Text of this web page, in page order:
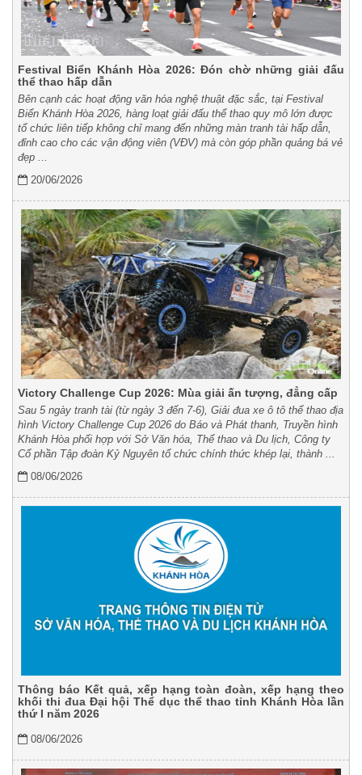
Festival Biển Khánh Hòa 2026: Đón chờ những giải đấu
thể thao hấp dẫn
Bên cạnh các hoạt động văn hóa nghệ thuật đặc sắc, tại Festival
Biển Khánh Hòa 2026, hàng loạt giải đấu thể thao quy mô lớn được
tổ chức liên tiếp không chỉ mang đến những màn tranh tài hấp dẫn,
đỉnh cao cho các vận động viên (VĐV) mà còn góp phần quảng bá vẻ
đẹp ...
20/06/2026
Victory Challenge Cup 2026: Mùa giải ấn tượng, đẳng cấp
Sau 5 ngày tranh tài (từ ngày 3 đến 7-6), Giải đua xe ô tô thể thao địa
hình Victory Challenge Cup 2026 do Báo và Phát thanh, Truyền hình
Khánh Hòa phối hợp với Sở Văn hóa, Thể thao và Du lịch, Công ty
Cổ phần Tập đoàn Kỷ Nguyên tổ chức chính thức khép lại, thành ...
08/06/2026
Thông báo Kết quả, xếp hạng toàn đoàn, xếp hạng theo
khối thi đua Đại hội Thể dục thể thao tỉnh Khánh Hòa lần
thứ I năm 2026
08/06/2026